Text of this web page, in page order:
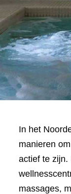
In het
manieren
actief te zijn.
massages,